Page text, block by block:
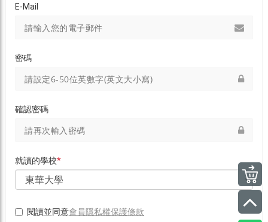
E-Mail
密碼
確認密碼
就讀的學校*
閱讀並同意會員隱私權保護條款